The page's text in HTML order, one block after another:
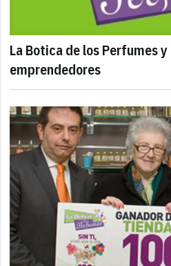
La Botica de los Perfumes
emprendedores